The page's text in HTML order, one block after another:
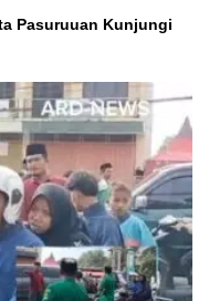
Pasuruuan Kunjungi